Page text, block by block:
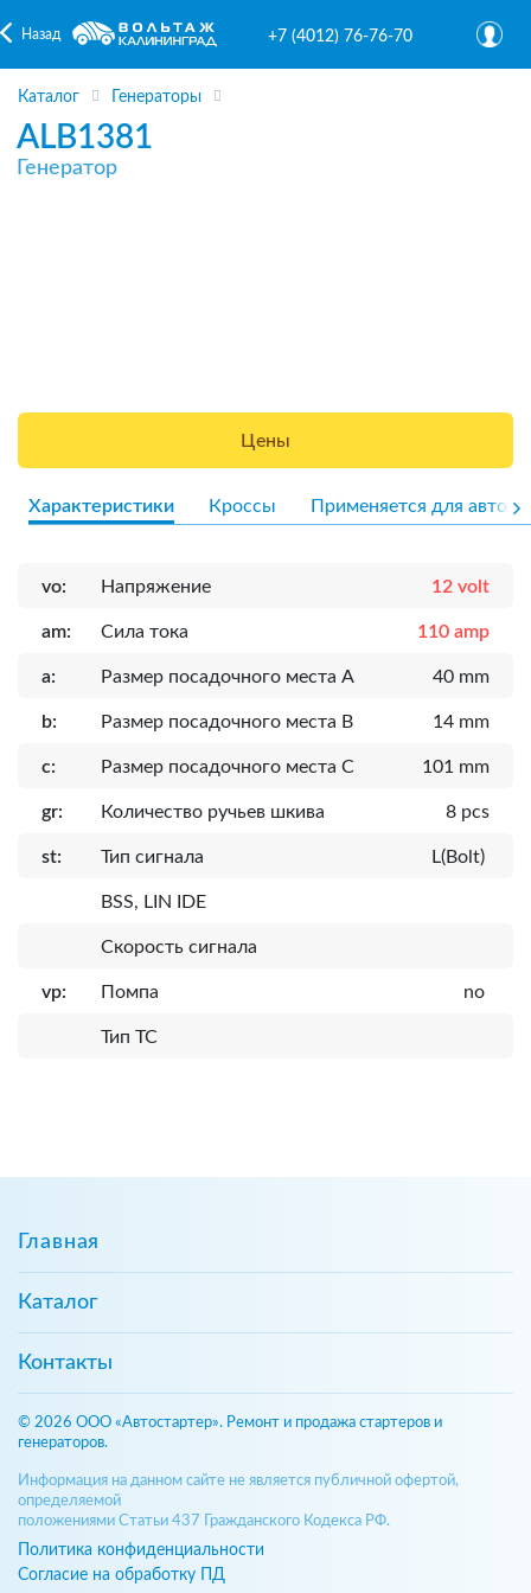
Назад +7 (4012) 76-76-70
Каталог Генераторы
ALB1381
Генератор
Цены
Характеристики Кроссы Применяется для авто
vo: Напряжение 12 volt
am: Сила тока 110 amp
a: Размер посадочного места A 40 mm
b: Размер посадочного места B 14 mm
c: Размер посадочного места C 101 mm
gr: Количество ручьев шкива 8 pcs
st: Тип сигнала L(Bolt)
BSS, LIN IDE
Скорость сигнала
vp: Помпа no
Тип ТС
Главная
Каталог
Контакты
© 2026 ООО «Автостартер». Ремонт и продажа стартеров и
генераторов.
Информация на данном сайте не является публичной офертой,
определяемой
положениями Статьи 437 Гражданского Кодекса РФ.
Политика конфиденциальности
Согласие на обработку ПД